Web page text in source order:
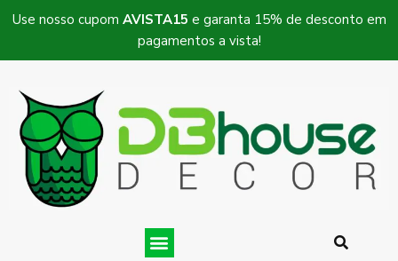
Use nosso cupom AVISTA15 e garanta 15% de desconto em
pagamentos a vista!